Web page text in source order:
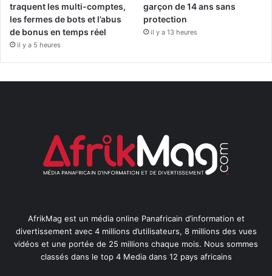
traquent les multi-comptes,
les fermes de bots et l’abus
de bonus en temps réel
il y a 5 heures
garçon de 14 ans sans
protection
il y a 13 heures
AfrikMag est un média online Panafricain d’information et
divertissement avec 4 millions d’utilisateurs, 8 millions des vues
vidéos et une portée de 25 millions chaque mois. Nous sommes
classés dans le top 4 Media dans 12 pays africains